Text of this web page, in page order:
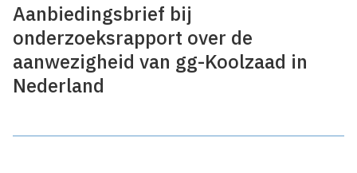
Aanbiedingsbrief bij
onderzoeksrapport over de
aanwezigheid van gg-Koolzaad in
Nederland